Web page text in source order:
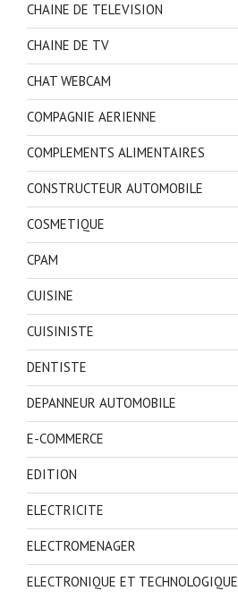
CHAINE DE TELEVISION
CHAINE DE TV
CHAT WEBCAM
COMPAGNIE AERIENNE
COMPLEMENTS ALIMENTAIRES
CONSTRUCTEUR AUTOMOBILE
COSMETIQUE
CPAM
CUISINE
CUISINISTE
DENTISTE
DEPANNEUR AUTOMOBILE
E-COMMERCE
EDITION
ELECTRICITE
ELECTROMENAGER
ELECTRONIQUE ET TECHNOLOGIQUE